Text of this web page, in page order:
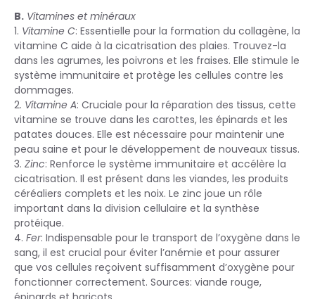
B. Vitamines et minéraux
1. Vitamine C: Essentielle pour la formation du collagène, la
vitamine C aide à la cicatrisation des plaies. Trouvez-la
dans les agrumes, les poivrons et les fraises. Elle stimule le
système immunitaire et protège les cellules contre les
dommages.
2. Vitamine A: Cruciale pour la réparation des tissus, cette
vitamine se trouve dans les carottes, les épinards et les
patates douces. Elle est nécessaire pour maintenir une
peau saine et pour le développement de nouveaux tissus.
3. Zinc: Renforce le système immunitaire et accélère la
cicatrisation. Il est présent dans les viandes, les produits
céréaliers complets et les noix. Le zinc joue un rôle
important dans la division cellulaire et la synthèse
protéique.
4. Fer: Indispensable pour le transport de l’oxygène dans le
sang, il est crucial pour éviter l’anémie et pour assurer
que vos cellules reçoivent suffisamment d’oxygène pour
fonctionner correctement. Sources: viande rouge,